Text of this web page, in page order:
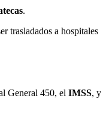
.
trasladados a hospitales
General 450, el IMSS, y